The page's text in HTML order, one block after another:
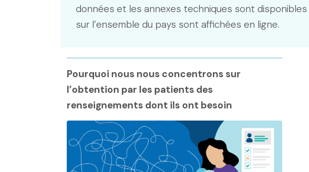
données et les annexes techniques sont disponibles
sur l’ensemble du pays sont affichées en ligne.
Pourquoi nous nous concentrons sur
l’obtention par les patients des
renseignements dont ils ont besoin